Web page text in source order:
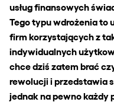
usług finansowych
Tego typu wdrożenia to
firm korzystających z
indywidualnych
chce dziś zatem brać
rewolucji i przedstawia
jednak na pewno każdy